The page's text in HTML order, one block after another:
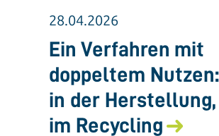
28.04.2026
Ein Verfahren mit
doppeltem
in der
im Recycling